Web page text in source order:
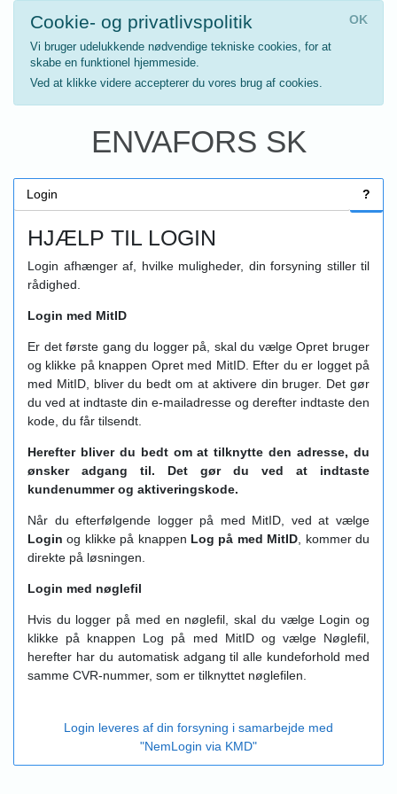
Cookie- og privatlivspolitik
Vi bruger udelukkende nødvendige tekniske cookies, for at
skabe en funktionel hjemmeside.
Ved at klikke videre accepterer du vores brug af cookies.
OK
ENVAFORS SK
Login ?
HJÆLP TIL LOGIN
Login afhænger af, hvilke muligheder, din forsyning stiller til
rådighed.
Login med MitID
Er det første gang du logger på, skal du vælge Opret bruger
og klikke på knappen Opret med MitID. Efter du er logget på
med MitID, bliver du bedt om at aktivere din bruger. Det gør
du ved at indtaste din e-mailadresse og derefter indtaste den
kode, du får tilsendt.
Herefter bliver du bedt om at tilknytte den adresse, du
ønsker adgang til. Det gør du ved at indtaste
kundenummer og aktiveringskode.
Når du efterfølgende logger på med MitID, ved at vælge
Login og klikke på knappen Log på med MitID , kommer du
direkte på løsningen.
Login med nøglefil
Hvis du logger på med en nøglefil, skal du vælge Login og
klikke på knappen Log på med MitID og vælge Nøglefil,
herefter har du automatisk adgang til alle kundeforhold med
samme CVR-nummer, som er tilknyttet nøglefilen.
Login leveres af din forsyning i samarbejde med
"NemLogin via KMD"